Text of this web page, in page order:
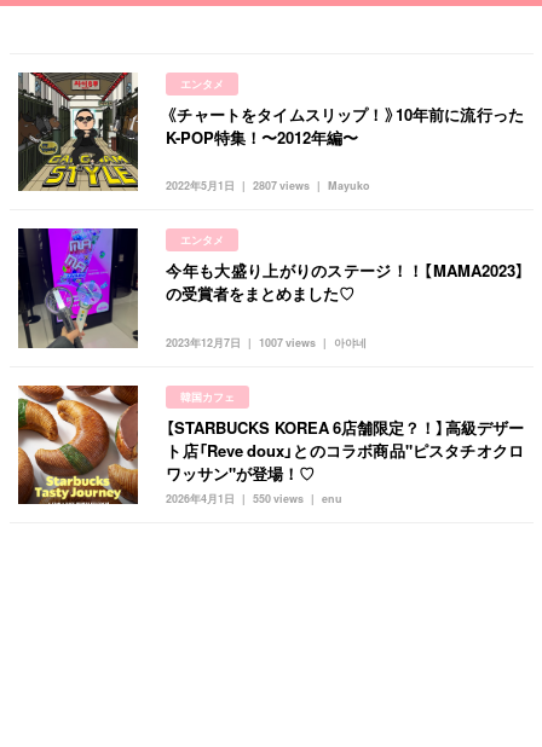
エンタメ
2022年5月1日 Mayuko
2807 views
《チャートをタイムスリップ！》10年前に流行った
K-POP特集！〜2012年編〜
エンタメ
2023年12月7日 아야네
1007 views
今年も大盛り上がりのステージ！！【MAMA2023】
の受賞者をまとめました♡
韓国カフェ
2026年4月1日 enu
550 views
【STARBUCKS KOREA 6店舗限定？！】高級デザー
ト店「Reve doux」とのコラボ商品"ピスタチオクロ
ワッサン"が登場！♡